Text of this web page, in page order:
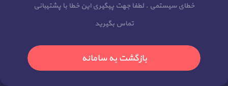
خطای سیستمی . لطفا جهت پیگیری این خطا با پشتیبانی
تماس بگیرید
بازگشت به سامانه